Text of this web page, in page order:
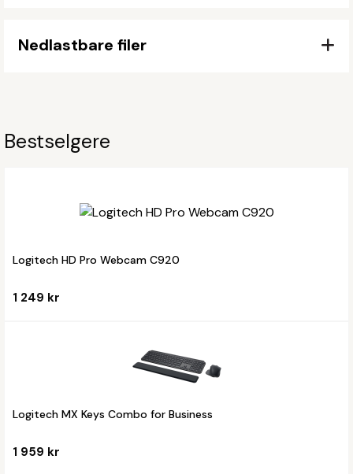
Nedlastbare filer
Bestselgere
Logitech HD Pro Webcam C920
1 249 kr
Logitech MX Keys Combo for Business
1 959 kr